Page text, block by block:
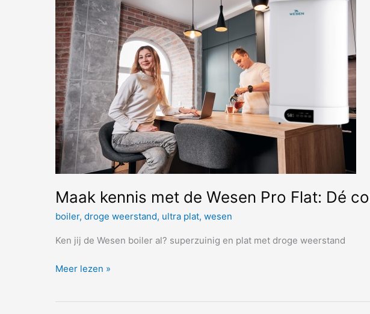
Maak kennis met de Wesen Pro Flat: Dé
boiler, droge weerstand, ultra plat, wesen
Ken jij de Wesen boiler al? superzuinig en plat met droge weerstand
Maak
Meer lezen »